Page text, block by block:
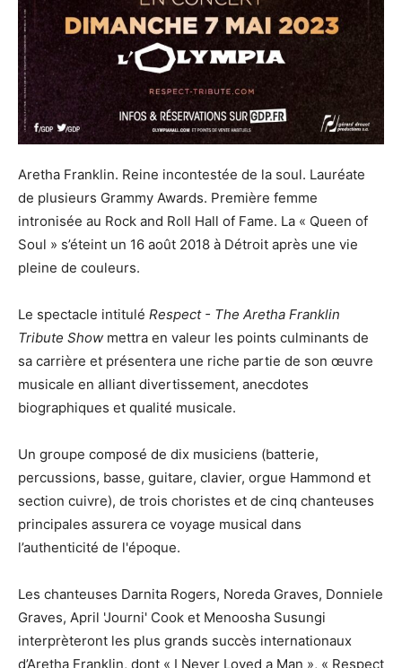
Aretha Franklin. Reine incontestée de la soul. Lauréate
de plusieurs Grammy Awards. Première femme
intronisée au Rock and Roll Hall of Fame. La « Queen of
Soul » s’éteint un 16 août 2018 à Détroit après une vie
pleine de couleurs.
Le spectacle intitulé Respect - The Aretha Franklin
Tribute Show mettra en valeur les points culminants de
sa carrière et présentera une riche partie de son œuvre
musicale en alliant divertissement, anecdotes
biographiques et qualité musicale.
Un groupe composé de dix musiciens (batterie,
percussions, basse, guitare, clavier, orgue Hammond et
section cuivre), de trois choristes et de cinq chanteuses
principales assurera ce voyage musical dans
l’authenticité de l'époque.
Les chanteuses Darnita Rogers, Noreda Graves, Donniele
Graves, April 'Journi' Cook et Menoosha Susungi
interprèteront les plus grands succès internationaux
d’Aretha Franklin, dont « I Never Loved a Man », « Respect